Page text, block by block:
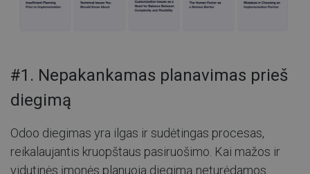
#1. Nepakankamas planavimas prieš
diegimą
Odoo diegimas yra ilgas ir sudėtingas procesas,
reikalaujantis kruopštaus pasiruošimo. Kai mažos ir
vidutinės įmonės planuoja diegimą neturėdamos